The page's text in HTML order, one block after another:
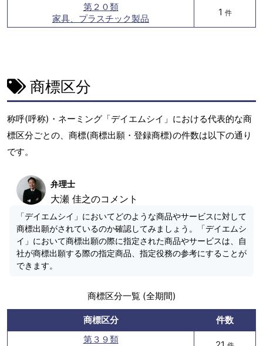
第２０類
家具、プラスチック製品
1 件
商標区分
称呼(呼称)・ネーミング「デイエムシイ」における代表的な商
標区分ごとの、商標(商標出願・登録商標)の件数は以下の通り
です。
弁理士
大瀬 佳之のコメント
「デイエムシイ」においてどのような商品やサービスに対して
商標出願がされているのか確認してみましょう。「デイエムシ
イ」において商標出願の際に指定された商品やサービスは、自
社が商標出願する際の指定商品、指定役務の参考にすることが
できます。
商標区分一覧 (全期間)
商標区分
件数
第３９類